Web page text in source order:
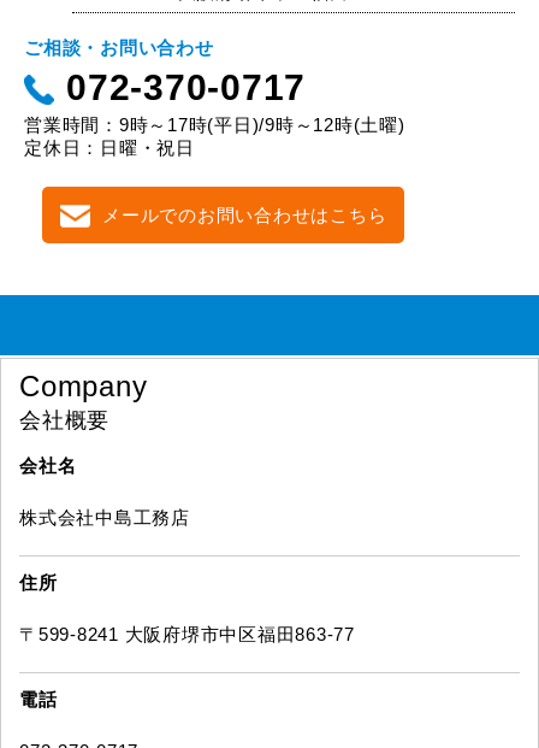
ご相談・お問い合わせ
072-370-0717
営業時間：9時～17時(平日)/9時～12時(土曜)
定休日：日曜・祝日
メールでのお問い合わせはこちら
Company
会社概要
会社名
株式会社中島工務店
住所
〒599-8241 大阪府堺市中区福田863-77
電話